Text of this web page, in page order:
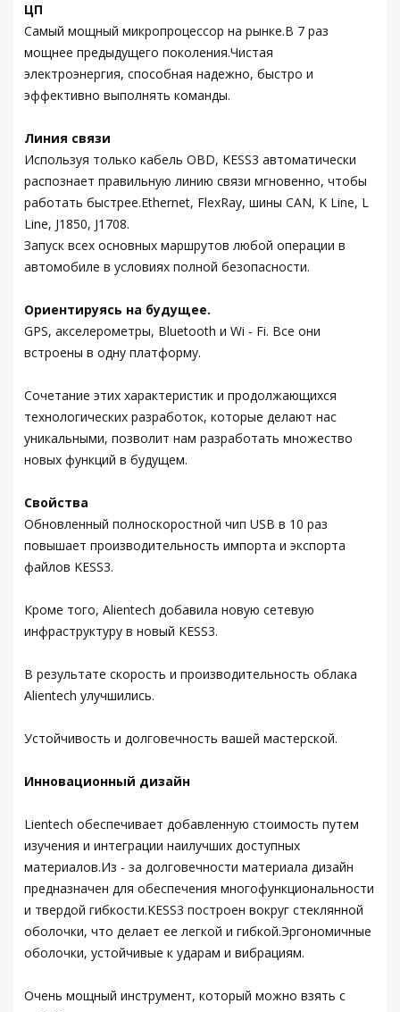
ЦП
Самый мощный микропроцессор на рынке.В 7 раз
мощнее предыдущего поколения.Чистая
электроэнергия, способная надежно, быстро и
эффективно выполнять команды.
Линия связи
Используя только кабель OBD, KESS3 автоматически
распознает правильную линию связи мгновенно, чтобы
работать быстрее.Ethernet, FlexRay, шины CAN, K Line, L
Line, J1850, J1708.
Запуск всех основных маршрутов любой операции в
автомобиле в условиях полной безопасности.
Ориентируясь на будущее.
GPS, акселерометры, Bluetooth и Wi - Fi. Все они
встроены в одну платформу.
Сочетание этих характеристик и продолжающихся
технологических разработок, которые делают нас
уникальными, позволит нам разработать множество
новых функций в будущем.
Свойства
Обновленный полноскоростной чип USB в 10 раз
повышает производительность импорта и экспорта
файлов KESS3.
Кроме того, Alientech добавила новую сетевую
инфраструктуру в новый KESS3.
В результате скорость и производительность облака
Alientech улучшились.
Устойчивость и долговечность вашей мастерской.
Инновационный дизайн
Lientech обеспечивает добавленную стоимость путем
изучения и интеграции наилучших доступных
материалов.Из - за долговечности материала дизайн
предназначен для обеспечения многофункциональности
и твердой гибкости.KESS3 построен вокруг стеклянной
оболочки, что делает ее легкой и гибкой.Эргономичные
оболочки, устойчивые к ударам и вибрациям.
Очень мощный инструмент, который можно взять с